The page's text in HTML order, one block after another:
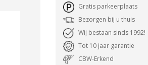
Gratis parkeerplaats
Bezorgen bij u thuis
Wij bestaan sinds 1992!
Tot 10 jaar garantie
CBW-Erkend